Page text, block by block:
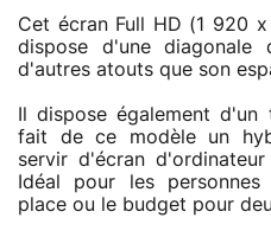
Cet écran Full HD (1 920
dispose d'une diagonale
d'autres atouts que son
Il dispose également
fait de ce modèle un
servir d'écran
Idéal pour les
place ou le budget pour